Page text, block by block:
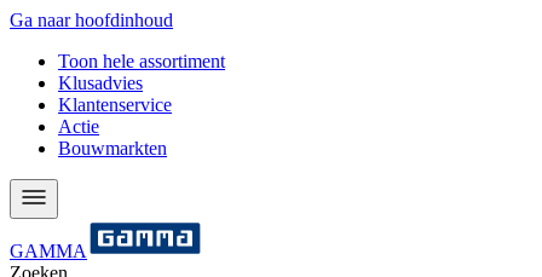
Ga naar hoofdinhoud
Toon hele assortiment
Klusadvies
Klantenservice
Actie
Bouwmarkten
GAMMA
Zoeken